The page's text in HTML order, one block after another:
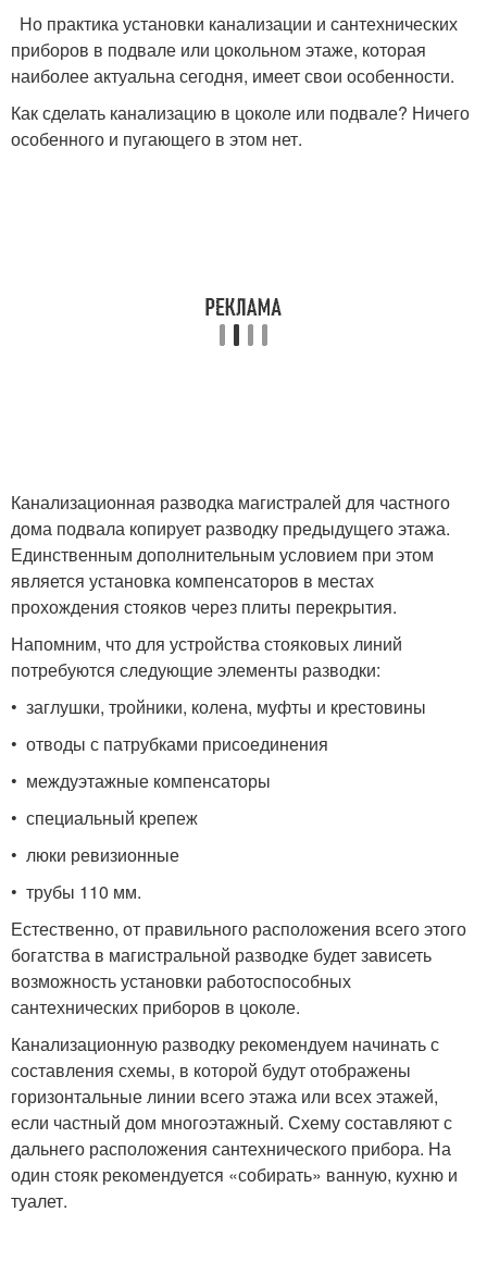
Но практика установки канализации и сантехнических
приборов в подвале или цокольном этаже, которая
наиболее актуальна сегодня, имеет свои особенности.
Как сделать канализацию в цоколе или подвале? Ничего
особенного и пугающего в этом нет.
Канализационная разводка магистралей для частного
дома подвала копирует разводку предыдущего этажа.
Единственным дополнительным условием при этом
является установка компенсаторов в местах
прохождения стояков через плиты перекрытия.
Напомним, что для устройства стояковых линий
потребуются следующие элементы разводки:
• заглушки, тройники, колена, муфты и крестовины
• отводы с патрубками присоединения
• междуэтажные компенсаторы
• специальный крепеж
• люки ревизионные
• трубы 110 мм.
Естественно, от правильного расположения всего этого
богатства в магистральной разводке будет зависеть
возможность установки работоспособных
сантехнических приборов в цоколе.
Канализационную разводку рекомендуем начинать с
составления схемы, в которой будут отображены
горизонтальные линии всего этажа или всех этажей,
если частный дом многоэтажный. Схему составляют с
дальнего расположения сантехнического прибора. На
один стояк рекомендуется «собирать» ванную, кухню и
туалет.